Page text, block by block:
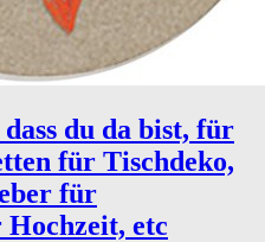
du da bist, für
für Tischdeko,
für
etc